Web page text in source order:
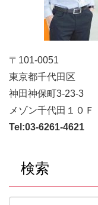
〒101-0051
東京都千代田区
神田神保町3-23-3
メゾン千代田１０Ｆ
Tel:03-6261-4621
検索